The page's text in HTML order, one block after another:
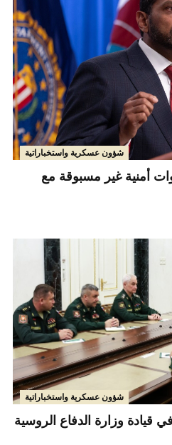
شؤون عسكرية واستخباراتية
أمنية غير مسبوقة مع
شؤون عسكرية واستخباراتية
قيادة وزارة الدفاع الروسية